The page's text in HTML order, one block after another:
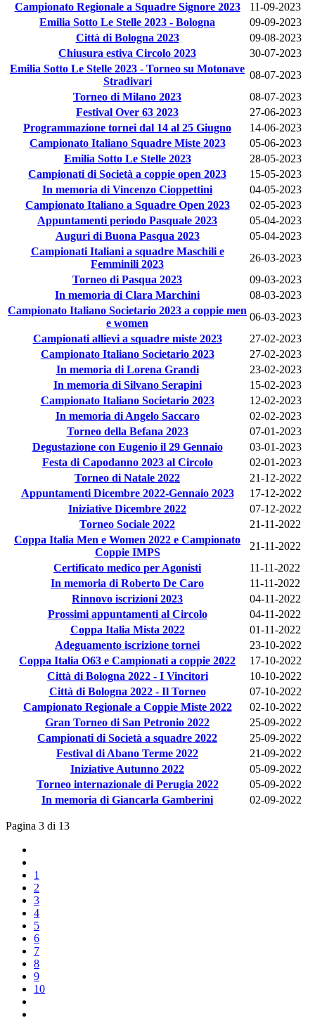
Campionato Regionale a Squadre Signore 2023
11-09-2023
Emilia Sotto Le Stelle 2023 - Bologna
09-09-2023
Città di Bologna 2023
09-08-2023
Chiusura estiva Circolo 2023
30-07-2023
Emilia Sotto Le Stelle 2023 - Torneo su Motonave
Stradivari
08-07-2023
Torneo di Milano 2023
08-07-2023
Festival Over 63 2023
27-06-2023
Programmazione tornei dal 14 al 25 Giugno
14-06-2023
Campionato Italiano Squadre Miste 2023
05-06-2023
Emilia Sotto Le Stelle 2023
28-05-2023
Campionati di Società a coppie open 2023
15-05-2023
In memoria di Vincenzo Cioppettini
04-05-2023
Campionato Italiano a Squadre Open 2023
02-05-2023
Appuntamenti periodo Pasquale 2023
05-04-2023
Auguri di Buona Pasqua 2023
05-04-2023
Campionati Italiani a squadre Maschili e
Femminili 2023
26-03-2023
Torneo di Pasqua 2023
09-03-2023
In memoria di Clara Marchini
08-03-2023
Campionato Italiano Societario 2023 a coppie men
e women
06-03-2023
Campionati allievi a squadre miste 2023
27-02-2023
Campionato Italiano Societario 2023
27-02-2023
In memoria di Lorena Grandi
23-02-2023
In memoria di Silvano Serapini
15-02-2023
Campionato Italiano Societario 2023
12-02-2023
In memoria di Angelo Saccaro
02-02-2023
Torneo della Befana 2023
07-01-2023
Degustazione con Eugenio il 29 Gennaio
03-01-2023
Festa di Capodanno 2023 al Circolo
02-01-2023
Torneo di Natale 2022
21-12-2022
Appuntamenti Dicembre 2022-Gennaio 2023
17-12-2022
Iniziative Dicembre 2022
07-12-2022
Torneo Sociale 2022
21-11-2022
Coppa Italia Men e Women 2022 e Campionato
Coppie IMPS
21-11-2022
Certificato medico per Agonisti
11-11-2022
In memoria di Roberto De Caro
11-11-2022
Rinnovo iscrizioni 2023
04-11-2022
Prossimi appuntamenti al Circolo
04-11-2022
Coppa Italia Mista 2022
01-11-2022
Adeguamento iscrizione tornei
23-10-2022
Coppa Italia O63 e Campionati a coppie 2022
17-10-2022
Città di Bologna 2022 - I Vincitori
10-10-2022
Città di Bologna 2022 - Il Torneo
07-10-2022
Campionato Regionale a Coppie Miste 2022
02-10-2022
Gran Torneo di San Petronio 2022
25-09-2022
Campionati di Società a squadre 2022
25-09-2022
Festival di Abano Terme 2022
21-09-2022
Iniziative Autunno 2022
05-09-2022
Torneo internazionale di Perugia 2022
05-09-2022
In memoria di Giancarla Gamberini
02-09-2022
Pagina 3 di 13
1
2
3
4
5
6
7
8
9
10